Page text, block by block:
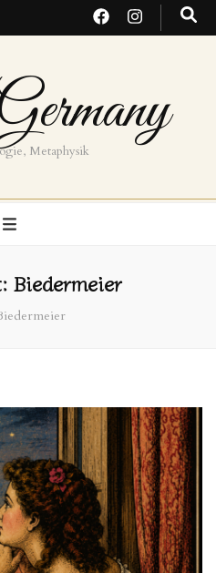
Metaphysik
Biedermeier